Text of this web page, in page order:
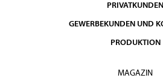
PRIVATKUNDEN
GEWERBEKUNDEN UND
PRODUKTION
MAGAZIN